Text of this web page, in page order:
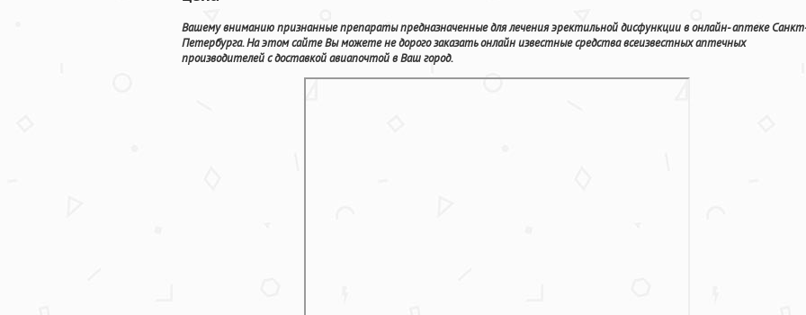
Вашему вниманию признанные препараты предназначенные для лечения эректильной дисфункции в онлайн- аптеке
Петербурга. На этом сайте Вы можете не дорого заказать онлайн известные средства всеизвестных аптечных
производителей с доставкой авиапочтой в Ваш город.